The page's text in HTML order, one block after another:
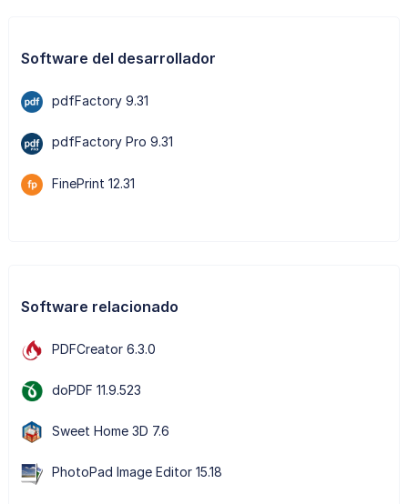
Software del desarrollador
pdfFactory 9.31
pdfFactory Pro 9.31
FinePrint 12.31
Software relacionado
PDFCreator 6.3.0
doPDF 11.9.523
Sweet Home 3D 7.6
PhotoPad Image Editor 15.18